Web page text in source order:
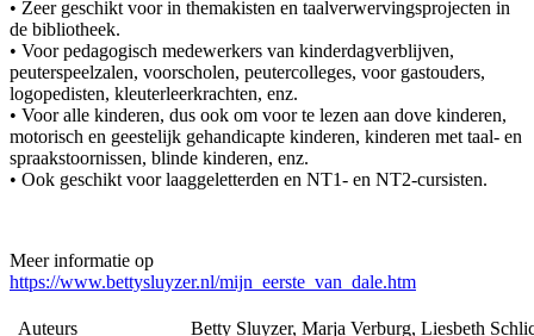
• Zeer geschikt voor in themakisten en taalverwervingsprojecten in
de bibliotheek.
• Voor pedagogisch medewerkers van kinderdagverblijven,
peuterspeelzalen, voorscholen, peutercolleges, voor gastouders,
logopedisten, kleuterleerkrachten, enz.
• Voor alle kinderen, dus ook om voor te lezen aan dove kinderen,
motorisch en geestelijk gehandicapte kinderen, kinderen met taal- en
spraakstoornissen, blinde kinderen, enz.
• Ook geschikt voor laaggeletterden en NT1- en NT2-cursisten.
Meer informatie op
https://www.bettysluyzer.nl/mijn_eerste_van_dale.htm
Auteurs
Betty Sluyzer, Marja Verburg, Liesbeth